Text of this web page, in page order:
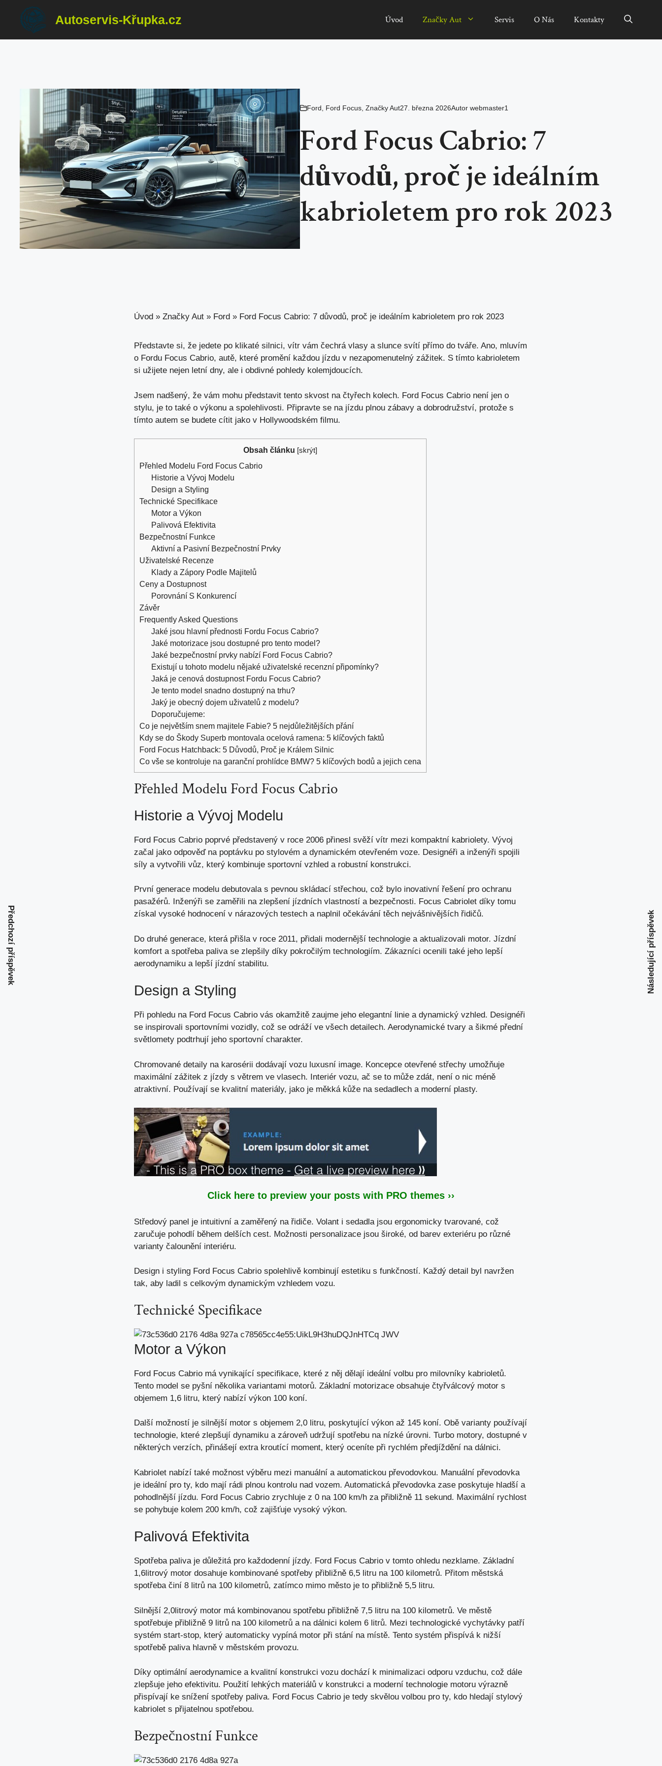
Přeskočit
Autoservis-Křupka.cz Úvod Značky Aut Servis O Nás Kontakty
Ford Ford Focus, Značky Aut27. března 2026Autor webmaster1
Ford Focus Cabrio: 7
důvodů, proč je ideálním
kabrioletem pro rok 2023
Úvod » Značky Aut » Ford » Ford Focus Cabrio: 7 důvodů, proč je ideálním kabrioletem pro rok 2023
Představte si, že jedete po klikaté silnici, vítr vám čechrá vlasy a slunce svítí přímo do tváře. Ano, mluvím
o Fordu Focus Cabrio, autě, které promění každou jízdu v nezapomenutelný zážitek. S tímto kabrioletem
si užijete nejen letní dny, ale i obdivné pohledy kolemjdoucích.
Jsem nadšený, že vám mohu představit tento skvost na čtyřech kolech. Ford Focus Cabrio není jen o
stylu, je to také o výkonu a spolehlivosti. Připravte se na jízdu plnou zábavy a dobrodružství, protože s
tímto autem se budete cítit jako v Hollywoodském filmu.
Obsah článku [skrýt]
Přehled Modelu Ford Focus Cabrio
Historie a Vývoj Modelu
Design a Styling
Technické Specifikace
Motor a Výkon
Palivová Efektivita
Bezpečnostní Funkce
Aktivní a Pasivní Bezpečnostní Prvky
Uživatelské Recenze
Klady a Zápory Podle Majitelů
Ceny a Dostupnost
Porovnání S Konkurencí
Závěr
Frequently Asked Questions
Jaké jsou hlavní přednosti Fordu Focus Cabrio?
Jaké motorizace jsou dostupné pro tento model?
Jaké bezpečnostní prvky nabízí Ford Focus Cabrio?
Existují u tohoto modelu nějaké uživatelské recenzní připomínky?
Jaká je cenová dostupnost Fordu Focus Cabrio?
Je tento model snadno dostupný na trhu?
Jaký je obecný dojem uživatelů z modelu?
Doporučujeme:
Co je největším snem majitele Fabie? 5 nejdůležitějších přání
Kdy se do Škody Superb montovala ocelová ramena: 5 klíčových faktů
Ford Focus Hatchback: 5 Důvodů, Proč je Králem Silnic
Co vše se kontroluje na garanční prohlídce BMW? 5 klíčových bodů a jejich cena
Přehled Modelu Ford Focus Cabrio
Historie a Vývoj Modelu
Ford Focus Cabrio poprvé představený v roce 2006 přinesl svěží vítr mezi kompaktní kabriolety. Vývoj
začal jako odpověď na poptávku po stylovém a dynamickém otevřeném voze. Designéři a inženýři spojili
síly a vytvořili vůz, který kombinuje sportovní vzhled a robustní konstrukci.
První generace modelu debutovala s pevnou skládací střechou, což bylo inovativní řešení pro ochranu
pasažérů. Inženýři se zaměřili na zlepšení jízdních vlastností a bezpečnosti. Focus Cabriolet díky tomu
získal vysoké hodnocení v nárazových testech a naplnil očekávání těch nejvášnivějších řidičů.
Do druhé generace, která přišla v roce 2011, přidali modernější technologie a aktualizovali motor. Jízdní
komfort a spotřeba paliva se zlepšily díky pokročilým technologiím. Zákazníci ocenili také jeho lepší
aerodynamiku a lepší jízdní stabilitu.
Design a Styling
Při pohledu na Ford Focus Cabrio vás okamžitě zaujme jeho elegantní linie a dynamický vzhled. Designéři
se inspirovali sportovními vozidly, což se odráží ve všech detailech. Aerodynamické tvary a šikmé přední
světlomety podtrhují jeho sportovní charakter.
Chromované detaily na karosérii dodávají vozu luxusní image. Koncepce otevřené střechy umožňuje
maximální zážitek z jízdy s větrem ve vlasech. Interiér vozu, ač se to může zdát, není o nic méně
atraktivní. Používají se kvalitní materiály, jako je měkká kůže na sedadlech a moderní plasty.
Click here to preview your posts with PRO themes ››
Středový panel je intuitivní a zaměřený na řidiče. Volant i sedadla jsou ergonomicky tvarované, což
zaručuje pohodlí během delších cest. Možnosti personalizace jsou široké, od barev exteriéru po různé
varianty čalounění interiéru.
Design i styling Ford Focus Cabrio spolehlivě kombinují estetiku s funkčností. Každý detail byl navržen
tak, aby ladil s celkovým dynamickým vzhledem vozu.
Technické Specifikace
Motor a Výkon
Ford Focus Cabrio má vynikající specifikace, které z něj dělají ideální volbu pro milovníky kabrioletů.
Tento model se pyšní několika variantami motorů. Základní motorizace obsahuje čtyřválcový motor s
objemem 1,6 litru, který nabízí výkon 100 koní.
Další možností je silnější motor s objemem 2,0 litru, poskytující výkon až 145 koní. Obě varianty používají
technologie, které zlepšují dynamiku a zároveň udržují spotřebu na nízké úrovni. Turbo motory, dostupné v
některých verzích, přinášejí extra kroutící moment, který oceníte při rychlém předjíždění na dálnici.
Kabriolet nabízí také možnost výběru mezi manuální a automatickou převodovkou. Manuální převodovka
je ideální pro ty, kdo mají rádi plnou kontrolu nad vozem. Automatická převodovka zase poskytuje hladší a
pohodlnější jízdu. Ford Focus Cabrio zrychluje z 0 na 100 km/h za přibližně 11 sekund. Maximální rychlost
se pohybuje kolem 200 km/h, což zajišťuje vysoký výkon.
Palivová Efektivita
Spotřeba paliva je důležitá pro každodenní jízdy. Ford Focus Cabrio v tomto ohledu nezklame. Základní
1,6litrový motor dosahuje kombinované spotřeby přibližně 6,5 litru na 100 kilometrů. Přitom městská
spotřeba činí 8 litrů na 100 kilometrů, zatímco mimo město je to přibližně 5,5 litru.
Silnější 2,0litrový motor má kombinovanou spotřebu přibližně 7,5 litru na 100 kilometrů. Ve městě
spotřebuje přibližně 9 litrů na 100 kilometrů a na dálnici kolem 6 litrů. Mezi technologické vychytávky patří
systém start-stop, který automaticky vypíná motor při stání na místě. Tento systém přispívá k nižší
spotřebě paliva hlavně v městském provozu.
Díky optimální aerodynamice a kvalitní konstrukci vozu dochází k minimalizaci odporu vzduchu, což dále
zlepšuje jeho efektivitu. Použití lehkých materiálů v konstrukci a moderní technologie motoru výrazně
přispívají ke snížení spotřeby paliva. Ford Focus Cabrio je tedy skvělou volbou pro ty, kdo hledají stylový
kabriolet s přijatelnou spotřebou.
Bezpečnostní Funkce
Předchozí příspěvek Následující příspěvek